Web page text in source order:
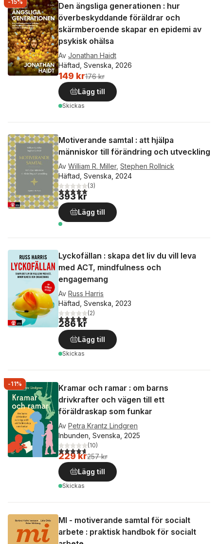
-15%
Den ängsliga generationen : hur
överbeskyddande föräldrar och
skärmberoende skapar en epidemi av
psykisk ohälsa
Av Jonathan Haidt
Häftad, Svenska, 2026
149 kr176 kr
Lägg till
Skickas
Motiverande samtal : att hjälpa
människor till förändring och utveckling
Av William R. Miller, Stephen Rollnick
Häftad, Svenska, 2024
5,0utav 5 stjärnor. Totalt antal röster:
(3)
393 kr
Lägg till
Lyckofällan : skapa det liv du vill leva
med ACT, mindfulness och
engagemang
Av Russ Harris
Häftad, Svenska, 2023
5,0utav 5 stjärnor. Totalt antal röster:
(2)
286 kr
Lägg till
Skickas
-11%
Kramar och ramar : om barns
drivkrafter och vägen till ett
föräldraskap som funkar
Av Petra Krantz Lindgren
Inbunden, Svenska, 2025
4,7utav 5 stjärnor. Totalt antal röster:
(10)
229 kr257 kr
Lägg till
Skickas
MI - motiverande samtal för socialt
arbete : praktisk handbok för socialt